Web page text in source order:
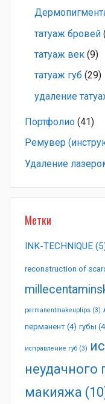
татуаж бровей
татуаж век (9)
татуаж губ (29)
удаление
Портфолио (41)
Ремувер
Удаление
Метки
INK-TECHNIQUE
reconstruction of
permanentmakeuplips (3)
перманент (4) губы
исправление губ (3)
неудачного
макияжа